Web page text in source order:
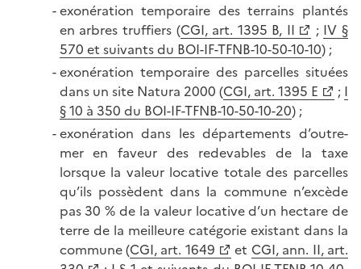
exonération temporaire des terrains plantés
en arbres truffiers (CGI, art. 1395 B, II ; IV §
570 et suivants du BOI-IF-TFNB-10-50-10-10) ;
exonération temporaire des parcelles situées
dans un site Natura 2000 (CGI, art. 1395 E ; I
§ 10 à 350 du BOI-IF-TFNB-10-50-10-20) ;
exonération dans les départements d’outre-
mer en faveur des redevables de la taxe
lorsque la valeur locative totale des parcelles
qu’ils possèdent dans la commune n’excède
pas 30 % de la valeur locative d’un hectare de
terre de la meilleure catégorie existant dans la
commune (CGI, art. 1649 et CGI, ann. II, art.